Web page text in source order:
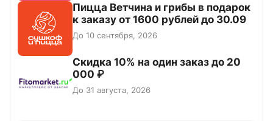
Пицца Ветчина и грибы в подарок
к заказу от 1600 рублей до 30.09
До 10 сентября, 2026
Скидка 10% на один заказ до 20
000 ₽
До 31 августа, 2026